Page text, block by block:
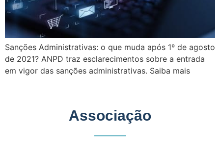
Sanções Administrativas: o que muda após 1º de agosto
de 2021? ANPD traz esclarecimentos sobre a entrada
em vigor das sanções administrativas. Saiba mais
Associação